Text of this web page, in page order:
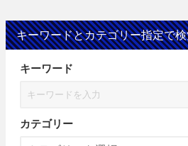
キーワードとカテゴリー指定で
キーワード
カテゴリー